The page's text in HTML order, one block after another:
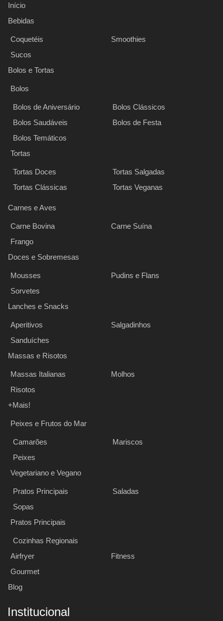
Início
Bebidas
Coquetéis
Smoothies
Sucos
Bolos e Tortas
Bolos
Bolos de Aniversário
Bolos Clássicos
Bolos Saudáveis
Bolos de Festa
Bolos Temáticos
Tortas
Tortas Doces
Tortas Salgadas
Tortas Clássicas
Tortas Veganas
Carnes e Aves
Carne Bovina
Carne Suína
Frango
Doces e Sobremesas
Mousses
Pudins e Flans
Sorvetes
Lanches e Snacks
Aperitivos
Salgadinhos
Sanduíches
Massas e Risotos
Massas Italianas
Molhos
Risotos
+Mais!
Peixes e Frutos do Mar
Camarões
Mariscos
Peixes
Vegetariano e Vegano
Pratos Principais
Saladas
Sopas
Pratos Principais
Cozinhas Regionais
Airfryer
Fitness
Gourmet
Blog
Institucional